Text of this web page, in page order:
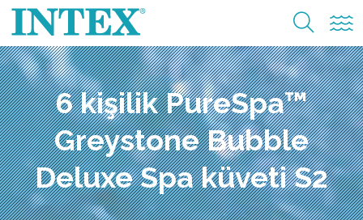
6 kişilik PureSpa™
Greystone Bubble
Deluxe Spa küveti S2